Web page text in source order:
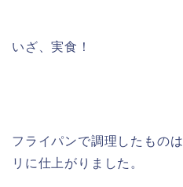
いざ、実食！
フライパンで調理したもの
リに仕上がりました。